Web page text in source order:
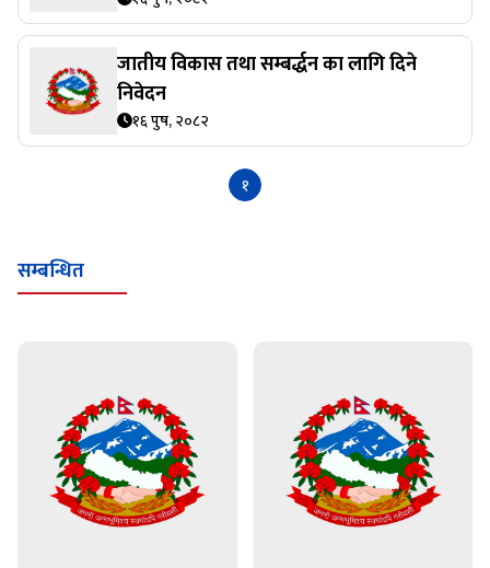
जातीय विकास तथा सम्बर्द्धन का लागि दिने
निवेदन
१६ पुष, २०८२
१
सम्बन्धित